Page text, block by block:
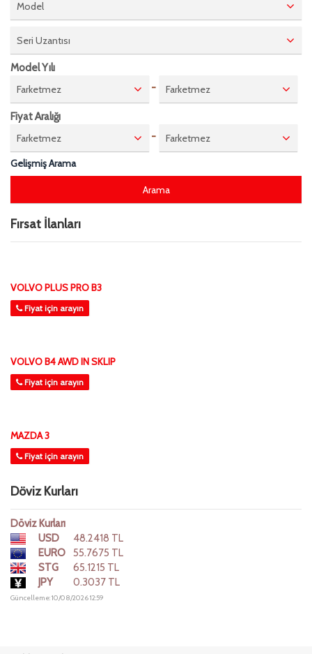
Model
Seri Uzantısı
Model Yılı
Farketmez
- Farketmez
Fiyat Aralığı
Farketmez
-
Farketmez
Gelişmiş Arama
Fırsat İlanları
VOLVO PLUS PRO B3
Fiyat için arayın
VOLVO B4 AWD IN SKLIP
Fiyat için arayın
MAZDA 3
Fiyat için arayın
Döviz Kurları
Döviz Kurları
USD
48.2418 TL
EURO
55.7675 TL
STG
65.1215 TL
JPY
0.3037 TL
Güncelleme: 10/08/2026 12:59